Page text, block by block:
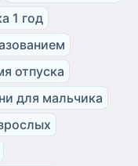
1 год
отпуска
для мальчика